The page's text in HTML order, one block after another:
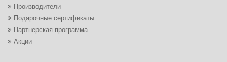
Производители
Подарочные сертификаты
Партнерская программа
Акции